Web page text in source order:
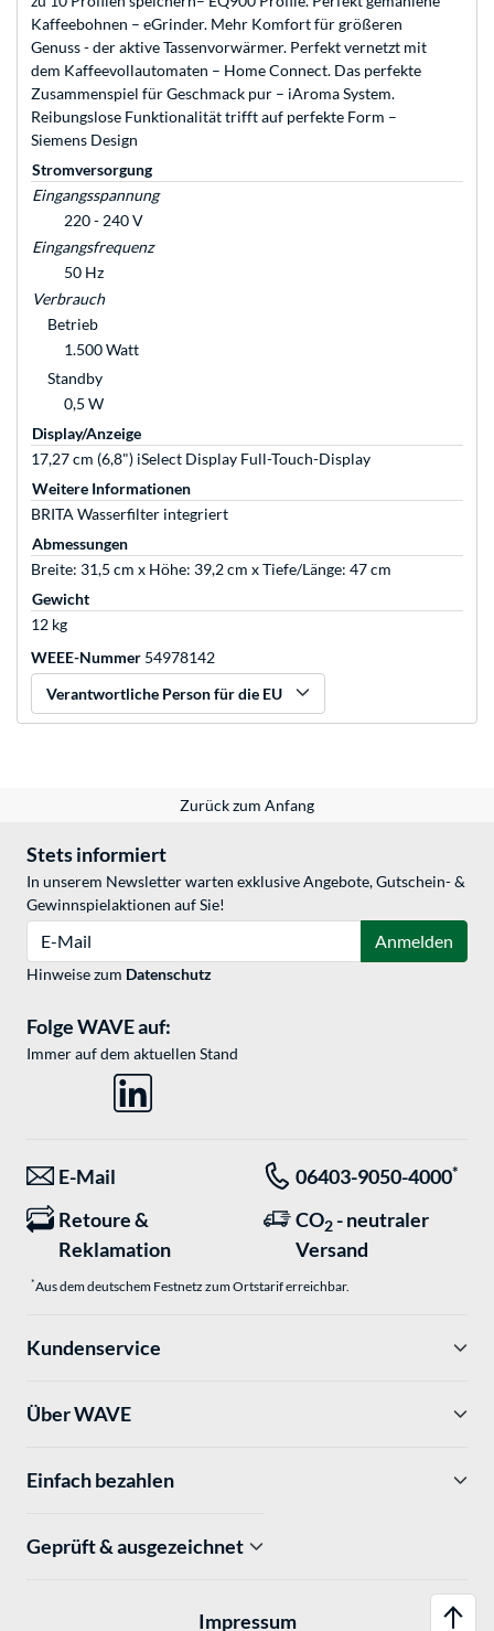
Kaffeebohnen – eGrinder. Mehr Komfort für größeren
Genuss - der aktive Tassenvorwärmer. Perfekt vernetzt mit
dem Kaffeevollautomaten – Home Connect. Das perfekte
Zusammenspiel für Geschmack pur – iAroma System.
Reibungslose Funktionalität trifft auf perfekte Form –
Siemens Design
Stromversorgung
Eingangsspannung
220 - 240 V
Eingangsfrequenz
50 Hz
Verbrauch
Betrieb
1.500 Watt
Standby
0,5 W
Display/Anzeige
17,27 cm (6,8") iSelect Display Full-Touch-Display
Weitere Informationen
BRITA Wasserfilter integriert
Abmessungen
Breite: 31,5 cm x Höhe: 39,2 cm x Tiefe/Länge: 47 cm
Gewicht
12 kg
WEEE-Nummer 54978142
Verantwortliche Person für die EU
Zurück zum Anfang
Stets informiert
In unserem Newsletter warten exklusive Angebote, Gutschein- &
Gewinnspielaktionen auf Sie!
Anmelden
Hinweise zum Datenschutz
Folge WAVE auf:
Immer auf dem aktuellen Stand
E-Mail 06403-9050-4000*
Retoure &
Reklamation
CO2 - neutraler
Versand
*Aus dem deutschem Festnetz zum Ortstarif erreichbar.
Kundenservice
Über WAVE
Einfach bezahlen
Geprüft & ausgezeichnet
Impressum